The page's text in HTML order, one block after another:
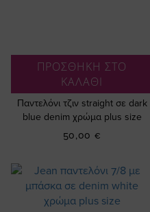
ΠΡΟΣΘΗΚΗ ΣΤΟ
ΚΑΛΑΘΙ
Παντελόνι τζιν straight σε dark
blue denim χρώμα plus size
50,00 €